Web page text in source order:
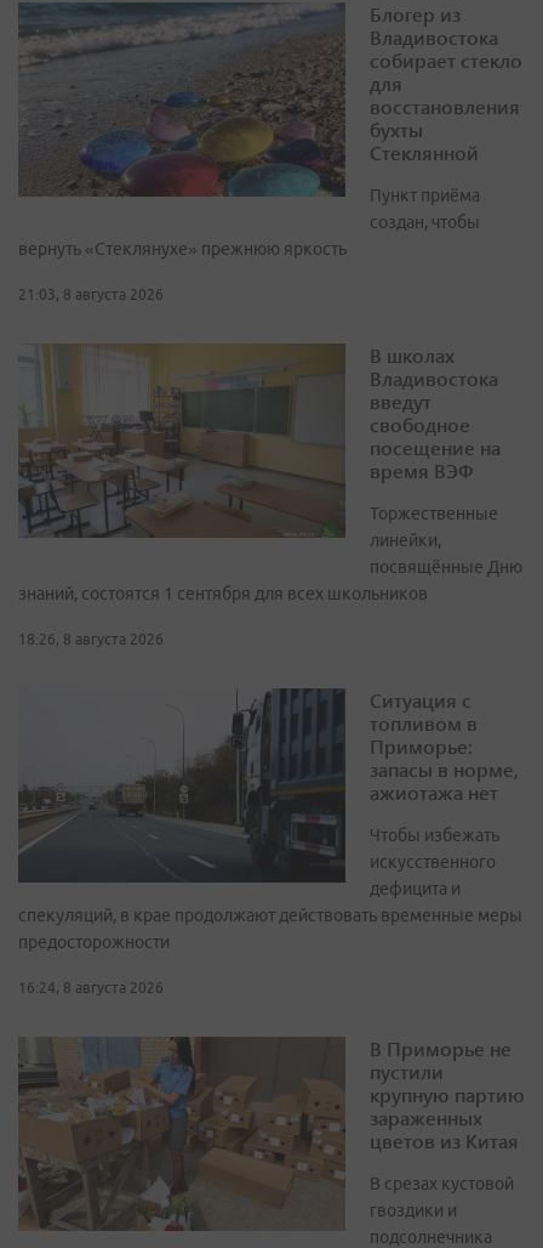
Блогер из
Владивостока
собирает стекло
для
восстановления
бухты
Стеклянной
Пункт приёма
создан, чтобы
вернуть «Стеклянухе» прежнюю яркость
21:03, 8 августа 2026
В школах
Владивостока
введут
свободное
посещение на
время ВЭФ
Торжественные
линейки,
посвящённые Дню
знаний, состоятся 1 сентября для всех школьников
18:26, 8 августа 2026
Ситуация с
топливом в
Приморье:
запасы в норме,
ажиотажа нет
Чтобы избежать
искусственного
дефицита и
спекуляций, в крае продолжают действовать временные меры
предосторожности
16:24, 8 августа 2026
В Приморье не
пустили
крупную партию
зараженных
цветов из Китая
В срезах кустовой
гвоздики и
подсолнечника